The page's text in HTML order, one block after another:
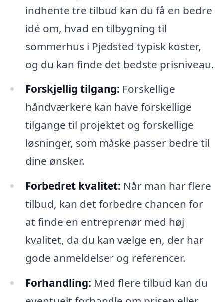
indhente tre tilbud kan du få en bedre
idé om, hvad en tilbygning til
sommerhus i Pjedsted typisk koster,
og du kan finde det bedste prisniveau.
Forskjellig tilgang: Forskellige
håndværkere kan have forskellige
tilgange til projektet og forskellige
løsninger, som måske passer bedre til
dine ønsker.
Forbedret kvalitet: Når man har flere
tilbud, kan det forbedre chancen for
at finde en entreprenør med høj
kvalitet, da du kan vælge en, der har
gode anmeldelser og referencer.
Forhandling: Med flere tilbud kan du